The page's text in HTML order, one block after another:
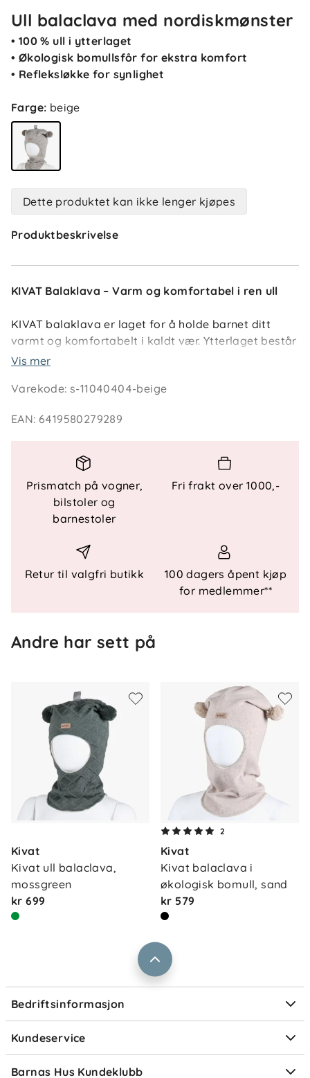
Ull balaclava med nordiskmønster
• 100 % ull i ytterlaget
• Økologisk bomullsfôr for ekstra komfort
• Refleksløkke for synlighet
Farge: beige
Dette produktet kan ikke lenger kjøpes
Produktbeskrivelse
KIVAT Balaklava – Varm og komfortabel i ren ull
KIVAT balaklava er laget for å holde barnet ditt
varmt og komfortabelt i kaldt vær. Ytterlaget består
av 100 % ull, og innsiden har et fôr i myk, økologisk
fleksibilitet. Balaklavaen har også en praktisk
ekstra varmebeskyttelse ved panne og ører.
Nøkkelegenskaper:
100 % ull i ytterlaget
isolasjon.
elastan for optimal passform.
Refleksdetaljer
: Løkke for bedre synlighet i
dårlig lys.
Ull: OEKO-TEX og Bluesign-sertifisert.
Vaskeanvisning: Ullvask på 30 grader.
Produsert i Finland
Vis mer
Varekode:s-11040404-beige
EAN: 6419580279289
Prismatch på vogner,
bilstoler og
barnestoler
Fri frakt over 1000,-
Retur til valgfri butikk
100 dagers åpent kjøp
for medlemmer**
Andre har sett på
Kivat
Kivat ull balaclava,
mossgreen
kr 699
2
Kivat
Kivat balaclava i
økologisk bomull, sand
kr 579
Bedriftsinformasjon
Våre butikker
Vårt samfunnsansvar
Jobbe i Barnas Hus
Størrelsesguider
Kundeservice
Frakt og levering
Retur og reklamasjon
Ofte stilte spørsmål
Om Klarna
Barnas Hus Kundeklubb
Medlemsvilkår